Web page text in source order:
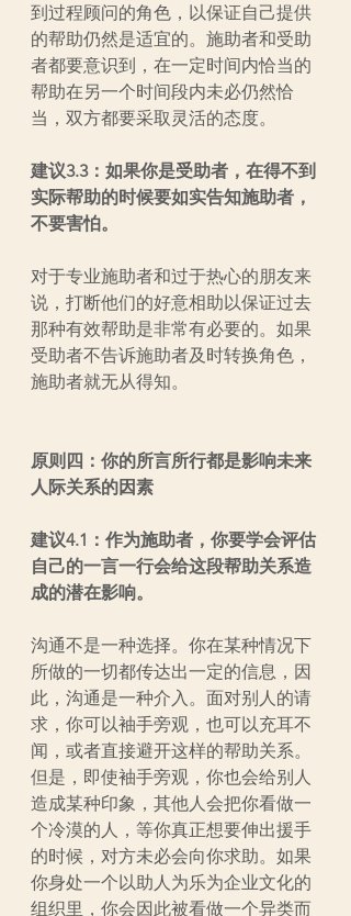
到过程顾问的角色，以保证自己提供
的帮助仍然是适宜的。施助者和受助
者都要意识到，在一定时间内恰当的
帮助在另一个时间段内未必仍然恰
当，双方都要采取灵活的态度。
建议3.3：如果你是受助者，在得不到
实际帮助的时候要如实告知施助者，
不要害怕。
对于专业施助者和过于热心的朋友来
说，打断他们的好意相助以保证过去
那种有效帮助是非常有必要的。如果
受助者不告诉施助者及时转换角色，
施助者就无从得知。
原则四：你的所言所行都是影响未来
人际关系的因素
建议4.1：作为施助者，你要学会评估
自己的一言一行会给这段帮助关系造
成的潜在影响。
沟通不是一种选择。你在某种情况下
所做的一切都传达出一定的信息，因
此，沟通是一种介入。面对别人的请
求，你可以袖手旁观，也可以充耳不
闻，或者直接避开这样的帮助关系。
但是，即使袖手旁观，你也会给别人
造成某种印象，其他人会把你看做一
个冷漠的人，等你真正想要伸出援手
的时候，对方未必会向你求助。如果
你身处一个以助人为乐为企业文化的
组织里，你会因此被看做一个异类而